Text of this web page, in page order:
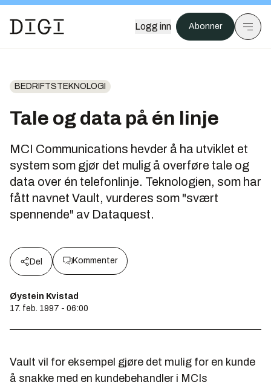
Logg inn Abonner
BEDRIFTSTEKNOLOGI
Tale og data på én linje
MCI Communications hevder å ha utviklet et
system som gjør det mulig å overføre tale og
data over én telefonlinje. Teknologien, som har
fått navnet Vault, vurderes som "svært
spennende" av Dataquest.
Del Kommenter
Øystein Kvistad
17. feb. 1997 - 06:00
Vault vil for eksempel gjøre det mulig for en kunde
å snakke med en kundebehandler i MCIs